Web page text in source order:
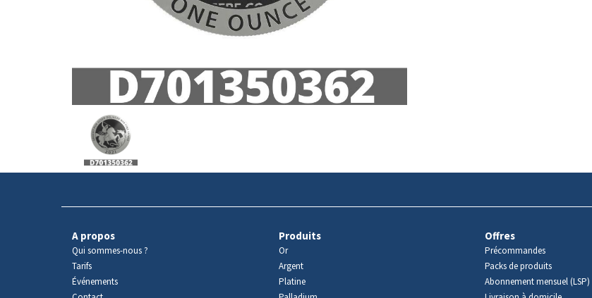
produit
A propos
Qui sommes-nous ?
Tarifs
Événements
Produits
Or
Argent
Platine
Offres
Précommandes
Packs de produits
Abonnement mensuel (LSP)